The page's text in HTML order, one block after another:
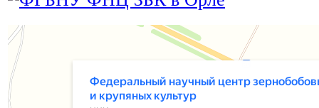
ФГБНУ Федеральный научный центр зернобобовых и крупяных культур
НИИ в Орловской области
Научно-производственная организация в Орловской области